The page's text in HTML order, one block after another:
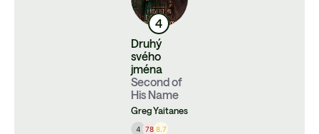
4
Druhý
svého
jména
Second of
His Name
Greg Yaitanes
4 78 8.7